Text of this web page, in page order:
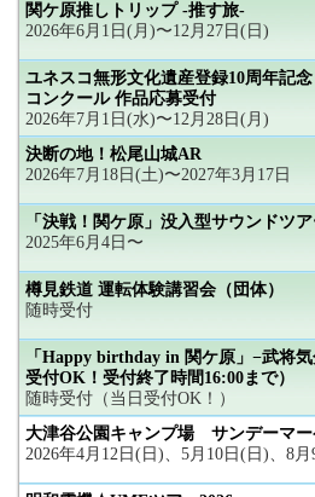
関ケ原推しトリップ -推す旅-
2026年6月1日(月)〜12月27日(日)
ユネスコ無形文化遺産登録10周年記
コンクール 作品応募受付
2026年7月1日(水)〜12月28日(月)
決断の地！松尾山城AR
2026年7月18日(土)〜2027年3月17日
「決戦！関ケ原」没入型サウンドツ
2025年6月4日〜
樽見鉄道 運転体験講習会（団体）
随時受付
「Happy birthday in 関ケ原」−武将
受付OK！受付終了時間16:00まで）
随時受付（当日受付OK！）
大津谷公園キャンプ場 サンデーマー
2026年4月12日(日)、5月10日(日)、8